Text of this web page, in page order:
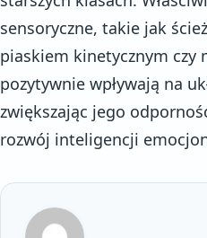
sensoryczne, takie jak
piaskiem kinetycznym czy
pozytywnie wpływają na
zwiększając jego
rozwój inteligencji